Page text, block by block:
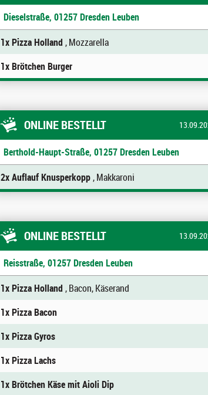
Dieselstraße, 01257 Dresden Leuben
1x Pizza Holland , Mozzarella
1x Brötchen Burger
ONLINE BESTELLT
Berthold-Haupt-Straße, 01257 Dresden Leuben
2x Auflauf Knusperkopp, Makkaroni
ONLINE BESTELLT
Reisstraße, 01257 Dresden Leuben
1x Pizza Holland , Bacon, Käserand
1x Pizza Bacon
1x Pizza Gyros
1x Pizza Lachs
1x Brötchen Käse mit Aioli Dip